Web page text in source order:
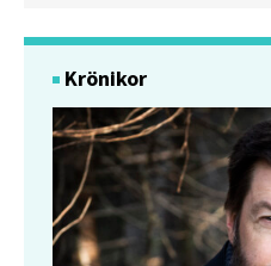
Krönikor